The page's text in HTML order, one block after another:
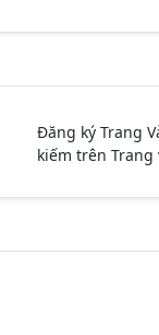
Đăng ký Trang
kiếm trên Trang